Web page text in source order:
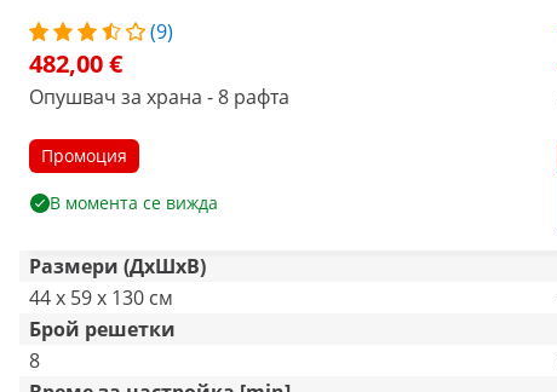
(9)
482,00 €
Опушвач за храна - 8 рафта
Промоция
В момента се вижда
Размери (ДxШxВ)
44 x 59 x 130 см
Брой решетки
8